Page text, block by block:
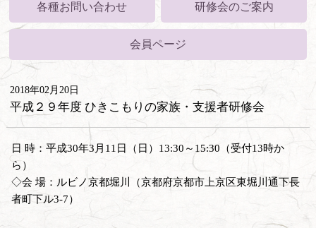
各種お問い合わせ 研修会のご案内
会員ページ
2018年02月20日
平成２９年度 ひきこもりの家族・支援者研修会
日 時：平成30年3月11日（日）13:30～15:30（受付13時か
ら）
◇会 場：ルビノ京都堀川（京都府京都市上京区東堀川通下長
者町下ル3-7）